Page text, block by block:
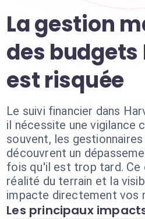
La gestion
des budgets
est risquée
Le suivi financier dans
il nécessite une vigilance
souvent, les
découvrent un
fois qu'il est trop tard. Ce
réalité du terrain et la
impacte directement vos
Les principaux